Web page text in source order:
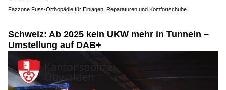
Fazzone Fuss-Orthopädie für Einlagen, Reparaturen und Komfortschuhe
Schweiz: Ab 2025 kein UKW mehr in Tunneln –
Umstellung auf DAB+